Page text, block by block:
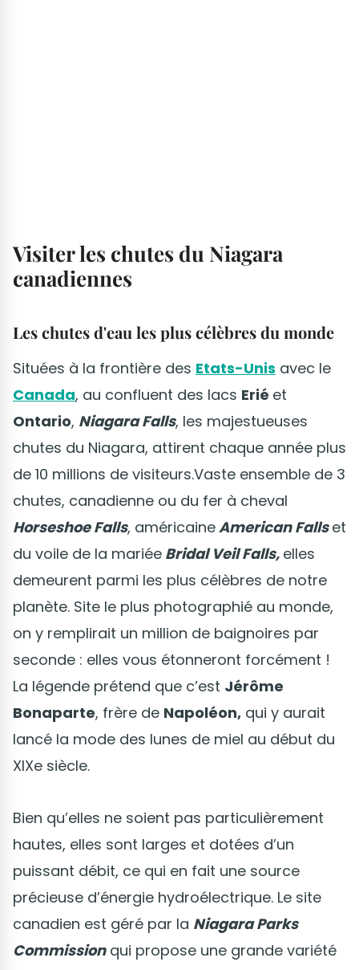
Visiter les chutes du Niagara
canadiennes
Les chutes d'eau les plus célèbres du monde
Situées à la frontière des Etats-Unis avec le
Canada, au confluent des lacs Erié et
Ontario, Niagara Falls, les majestueuses
chutes du Niagara, attirent chaque année plus
de 10 millions de visiteurs.Vaste ensemble de 3
chutes, canadienne ou du fer à cheval
Horseshoe Falls, américaineAmerican Fallset
du voile de la mariée Bridal Veil Falls, elles
demeurent parmi les plus célèbres de notre
planète. Site le plus photographié au monde,
on y remplirait un million de baignoires par
seconde : elles vous étonneront forcément !
La légende prétend que c’est Jérôme
Bonaparte, frère de Napoléon, qui y aurait
lancé la mode des lunes de miel au début du
XIXe siècle.
Bien qu’elles ne soient pas particulièrement
hautes, elles sont larges et dotées d’un
puissant débit, ce qui en fait une source
précieuse d’énergie hydroélectrique. Le site
canadien est géré par la Niagara Parks
Commissionqui propose une grande variété